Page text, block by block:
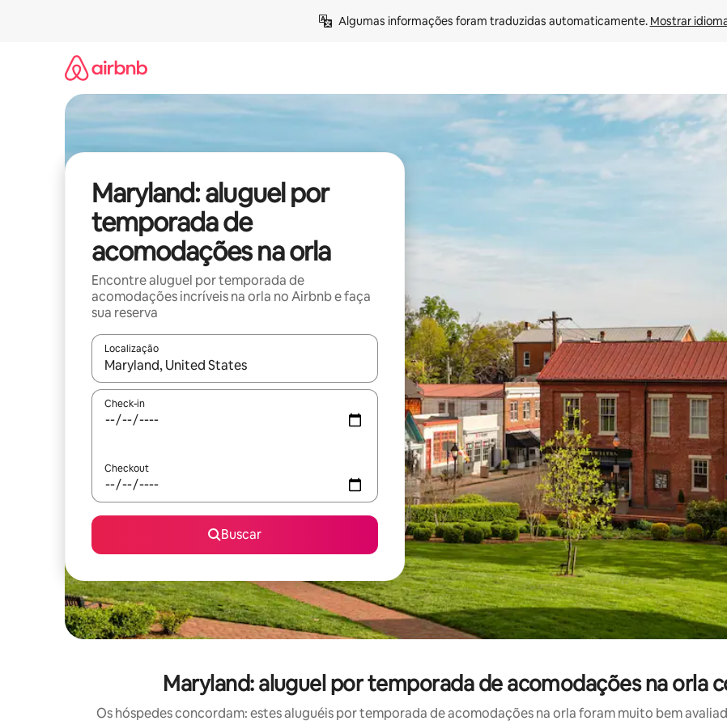
Algumas informações foram traduzidas automaticamente. Mostrar
Maryland: aluguel por
temporada de
acomodações na orla
Encontre aluguel por temporada de
acomodações incríveis na orla no Airbnb e faça
sua reserva
Localização
Quando os resultados estiverem disponíveis, explore-os usando as seta para cima e para baixo do teclado ou tocando
Check-in
Checkout
Buscar
Maryland: aluguel por temporada de acomodações na orla
Os hóspedes concordam: estes aluguéis por temporada de acomodações na orla foram muito bem